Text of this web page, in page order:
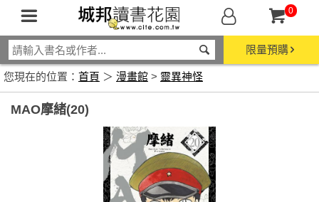
0
限量預購
您現在的位置： 首頁 ＞ 漫畫館 > 靈異神怪
MAO摩緒(20)